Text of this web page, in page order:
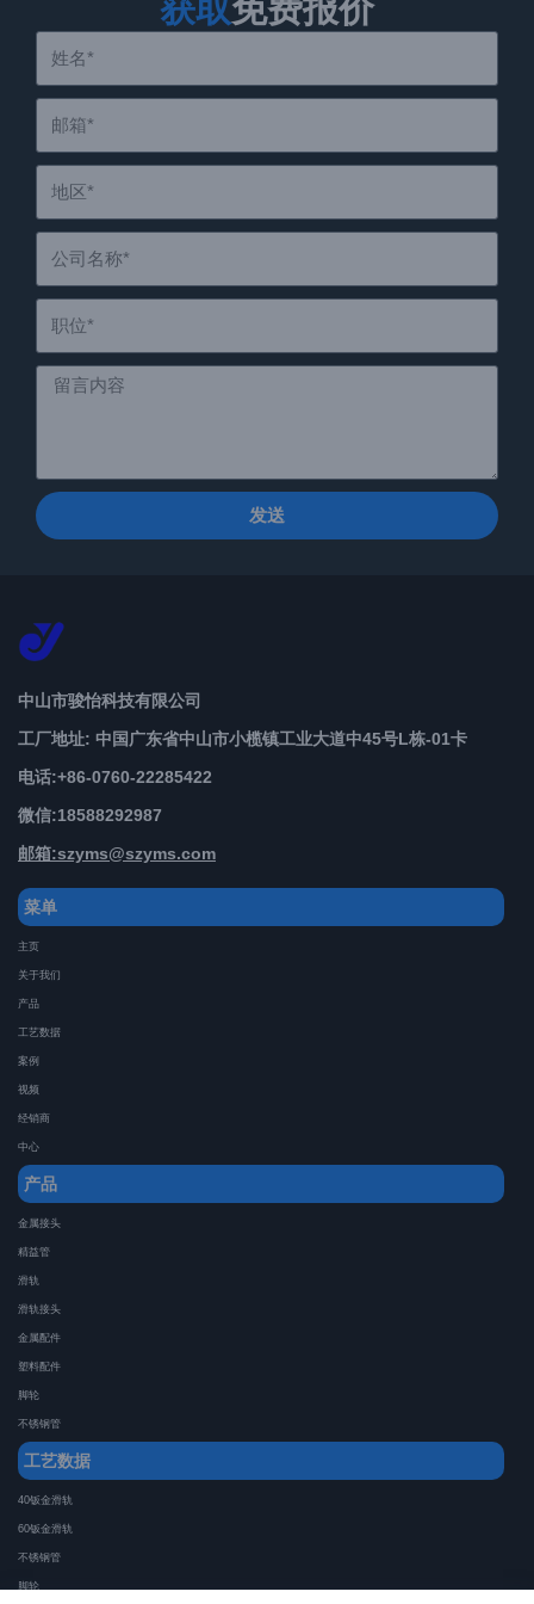
获取免费报价
发送
中山市骏怡科技有限公司
工厂地址: 中国广东省中山市小榄镇工业大道中45号L栋-01卡
电话:+86-0760-22285422
微信:18588292987
邮箱:szyms@szyms.com
菜单
主页
关于我们
产品
工艺数据
案例
视频
经销商
中心
产品
金属接头
精益管
滑轨
滑轨接头
金属配件
塑料配件
脚轮
不锈钢管
工艺数据
40钣金滑轨
60钣金滑轨
不锈钢管
脚轮